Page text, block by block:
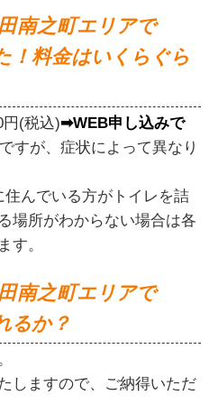
南之町エリアで
！料金はいくらぐら
(税込)➡WEB申し込みで
すが、症状によって異なり
んでいる方がトイレを詰
場所がわからない場合は各
す。
南之町エリアで
るか？
しますので、ご納得いただ